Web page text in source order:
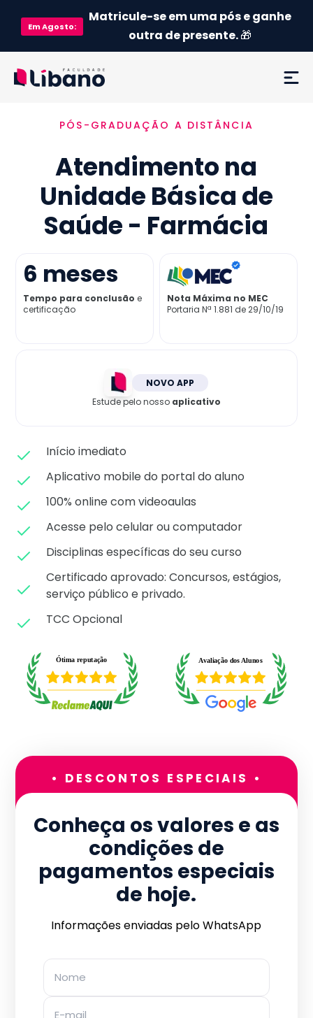
EmAgosto:
Matricule-se em uma pós e ganhe
outra de presente.🎁
Ementa
Como funciona
Credenciamento MEC
Já sou aluno
PÓS-GRADUAÇÃO A DISTÂNCIA
Atendimento na
Unidade Básica de
Saúde - Farmácia
6 meses
Tempo para conclusão e
certificação
Nota Máxima no MEC
Portaria Nª 1.881 de 29/10/19
NOVO APP
Estude pelo nosso aplicativo
Início imediato
Aplicativo mobile do portal do aluno
100% online com videoaulas
Acesse pelo celular ou computador
Disciplinas específicas do seu curso
Certificado aprovado: Concursos, estágios,
serviço público e privado.
TCC Opcional
• DESCONTOS ESPECIAIS •
Conheça os valores e as
condições de
pagamentos especiais
de hoje.
Informações enviadas pelo WhatsApp